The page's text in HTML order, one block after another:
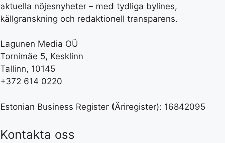
aktuella nöjesnyheter – med tydliga bylines,
källgranskning och redaktionell transparens.
Lagunen Media OÜ
Tornimäe 5, Kesklinn
Tallinn, 10145
+372 614 0220
Estonian Business Register (Äriregister): 16842095
Kontakta oss